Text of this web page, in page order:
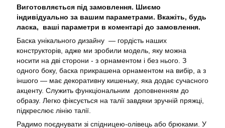
Виготовляється під замовлення. Шиємо
індивідуально за вашим параметрами. Вкажіть, будь
ласка, ваші параметри в коментарі до замовлення.
Баска унікального дизайну — гордість наших
конструкторів, адже ми зробили модель, яку можна
носити на дві сторони - з орнаментом і без нього. З
одного боку, баска прикрашена орнаментом на вибір, а з
іншого — має декоративну кишеньку, яка додає сучасного
акценту. Служить функціональним доповненням до
образу. Легко фіксується на талії завдяки зручній пряжці,
підкреслює лінію талії.
Радимо поєднувати зі спідницею-олівець або брюками. У